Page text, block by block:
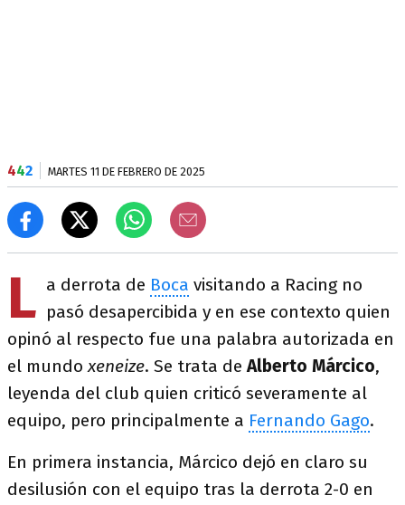
442 MARTES 11 DE FEBRERO DE 2025
L a derrota de Boca visitando a Racing no
pasó desapercibida y en ese contexto quien
opinó al respecto fue una palabra autorizada en
el mundoxeneize. Se trata deAlberto Márcico,
leyenda del club quien criticó severamente al
equipo, pero principalmente a Fernando Gago.
En primera instancia, Márcico dejó en claro su
desilusión con el equipo tras la derrota 2-0 en